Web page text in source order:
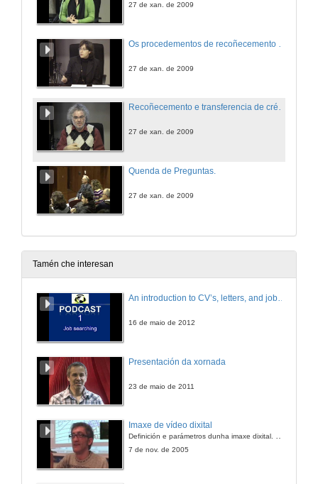
27 de xan. de 2009
27 de xan. de 2009
Recoñecemento e transferencia de créditos na adaptación a unha titulación de Grao
27 de xan. de 2009
Quenda de Preguntas.
27 de xan. de 2009
Tamén che interesan
An introduction to CV’s, letters, and job searching
16 de maio de 2012
Presentación da xornada
23 de maio de 2011
Imaxe de vídeo dixital
7 de nov. de 2005